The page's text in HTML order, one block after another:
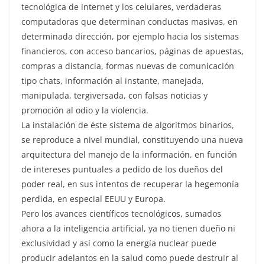
tecnológica de internet y los celulares, verdaderas
computadoras que determinan conductas masivas, en
determinada dirección, por ejemplo hacia los sistemas
financieros, con acceso bancarios, páginas de apuestas,
compras a distancia, formas nuevas de comunicación
tipo chats, información al instante, manejada,
manipulada, tergiversada, con falsas noticias y
promoción al odio y la violencia.
La instalación de éste sistema de algoritmos binarios,
se reproduce a nivel mundial, constituyendo una nueva
arquitectura del manejo de la información, en función
de intereses puntuales a pedido de los dueños del
poder real, en sus intentos de recuperar la hegemonía
perdida, en especial EEUU y Europa.
Pero los avances científicos tecnológicos, sumados
ahora a la inteligencia artificial, ya no tienen dueño ni
exclusividad y así como la energía nuclear puede
producir adelantos en la salud como puede destruir al